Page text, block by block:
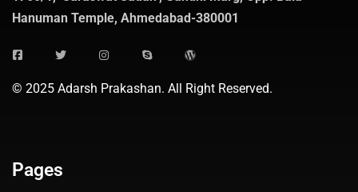
Hanuman Temple, Ahmedabad-380001
© 2025 Adarsh Prakashan. All Right Reserved.
Pages